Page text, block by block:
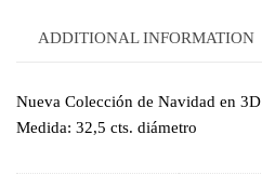
ADDITIONAL INFORMATION
Nueva Colección de Navidad en 3D
Medida: 32,5 cts. diámetro